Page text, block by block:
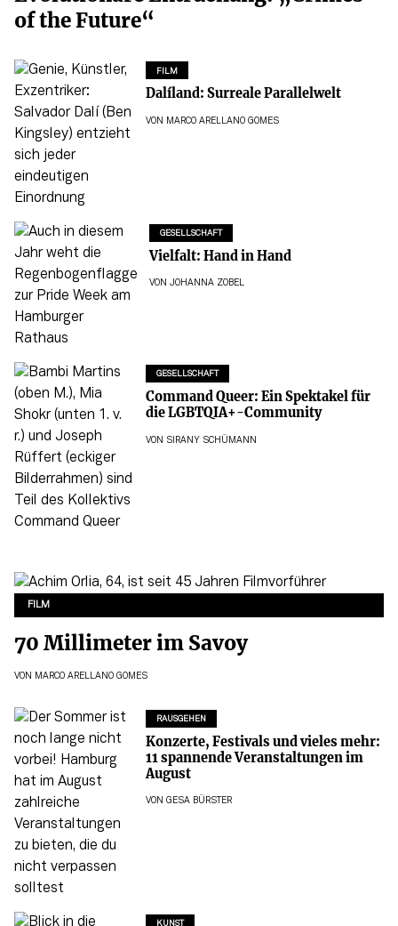
of the Future“
FILM
Dalíland: Surreale Parallelwelt
VON MARCO ARELLANO GOMES
GESELLSCHAFT
Vielfalt: Hand in Hand
VON JOHANNA ZOBEL
GESELLSCHAFT
Command Queer: Ein Spektakel für
die LGBTQIA+-Community
VON SIRANY SCHÜMANN
FILM
70 Millimeter im Savoy
VON MARCO ARELLANO GOMES
RAUSGEHEN
Konzerte, Festivals und vieles mehr:
11 spannende Veranstaltungen im
August
VON GESA BÜRSTER
KUNST